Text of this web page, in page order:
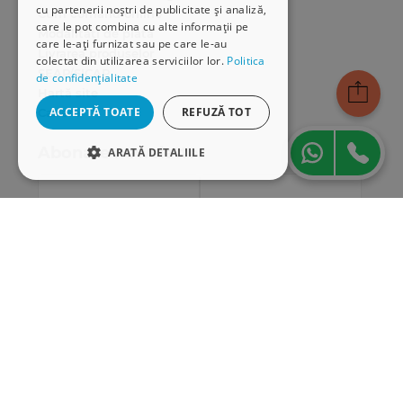
cu partenerii noștri de publicitate și analiză,
care le pot combina cu alte informații pe
care le-ați furnizat sau pe care le-au
colectat din utilizarea serviciilor lor. Politica
de confidențialitate
ACCEPTĂ TOATE REFUZĂ TOT
ARATĂ DETALIILE
Cum comand online
Modalități de plată
Livrarea produselor
SEAP/SICAP
Hartă site
Cariere
Abonare newsletter